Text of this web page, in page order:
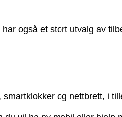
også et stort utvalg av
smartklokker og nettbrett, i